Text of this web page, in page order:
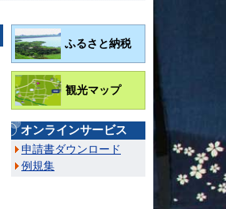
ふるさと納税
観光マップ
オンラインサービス
申請書ダウンロード
例規集